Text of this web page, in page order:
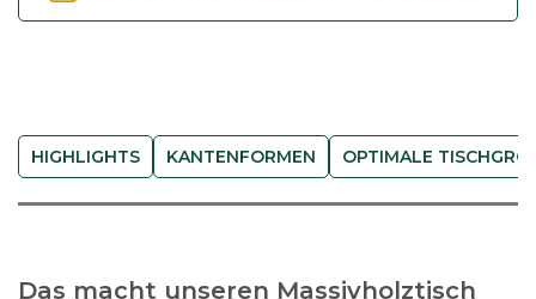
h
e
s
HIGHLIGHTS KANTENFORMEN OPTIMALE
Das macht unseren Massivholztisch